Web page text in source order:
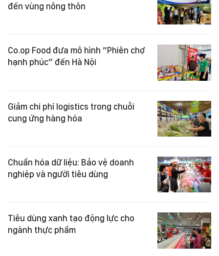
đến vùng nông thôn
Co.op Food đưa mô hình “Phiên chợ
hạnh phúc” đến Hà Nội
Giảm chi phí logistics trong chuỗi
cung ứng hàng hóa
Chuẩn hóa dữ liệu: Bảo vệ doanh
nghiệp và người tiêu dùng
Tiêu dùng xanh tạo động lực cho
ngành thực phẩm